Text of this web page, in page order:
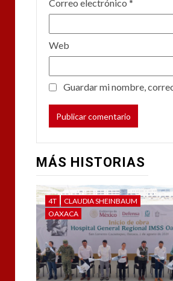
Correo electrónico *
Web
Guardar mi nombre,
MÁS HISTORIAS
4T
CLAUDIA SHEINBAUM
OAXACA